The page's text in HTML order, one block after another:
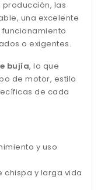
las
una excelente
o exigentes.
bujía, lo que
de motor, estilo
de cada
y uso
chispa y larga vida